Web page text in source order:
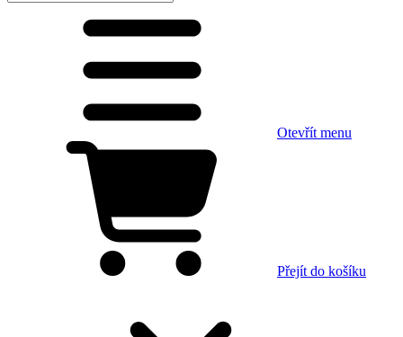
Otevřít menu
Přejít do košíku